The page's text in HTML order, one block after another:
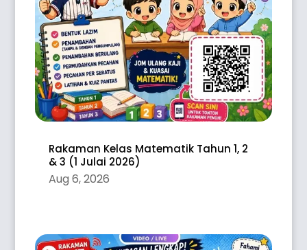
Rakaman Kelas Matematik Tahun 1, 2
& 3 (1 Julai 2026)
Aug 6, 2026